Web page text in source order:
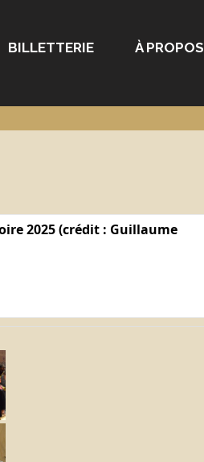
BILLETTERIE À PROPOS
2025 (crédit : Guillaume